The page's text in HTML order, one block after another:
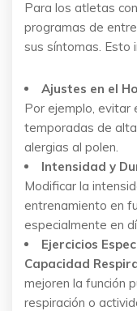
Para los atletas
programas de
sus síntomas. Esto
Ajustes en el
Por ejemplo, evitar
temporadas de
alergias al polen.
Intensidad y
Modificar la
entrenamiento en
especialmente en
Ejercicios
Capacidad
mejoren la función
respiración o